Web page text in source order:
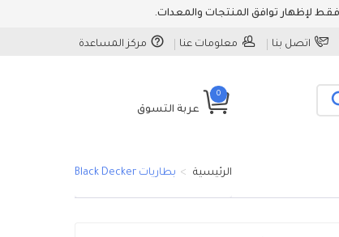
اتصل بنا معلومات عنا مركز المساعدة
0
عربة التسوق
الرئيسية بطاريات Black Decker